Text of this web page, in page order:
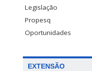
Legislação
Propesq
Oportunidades
EXTENSÃO